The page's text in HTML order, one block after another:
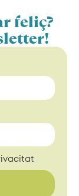
feliç?